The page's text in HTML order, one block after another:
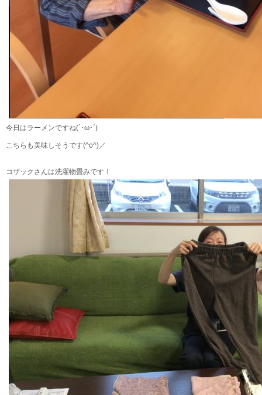
今日はラーメンですね(`･ω･´)
こちらも美味しそうです(^o^)／
コザックさんは洗濯物畳みです！